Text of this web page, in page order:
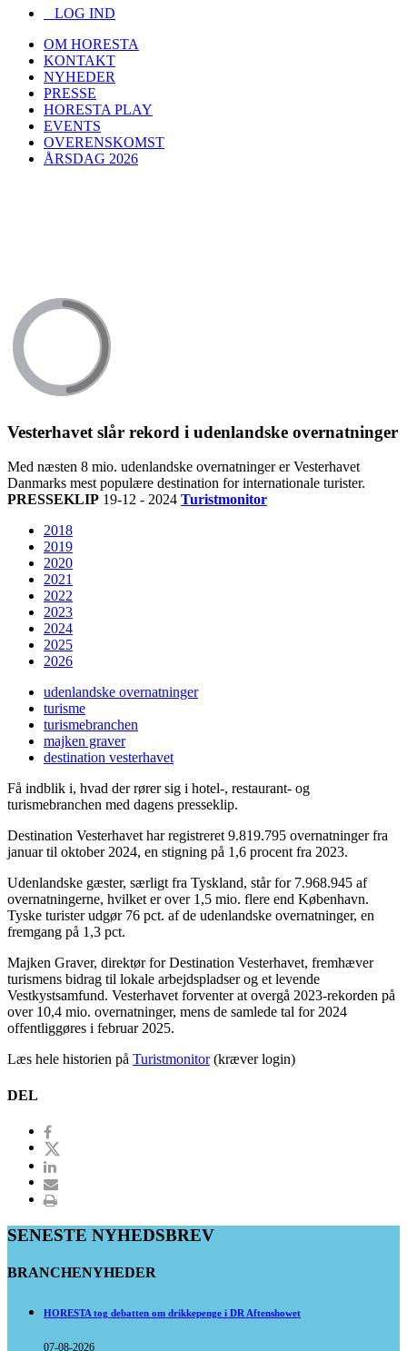
LOG IND
OM HORESTA
KONTAKT
NYHEDER
PRESSE
HORESTA PLAY
EVENTS
OVERENSKOMST
ÅRSDAG 2026
Vesterhavet slår rekord i udenlandske overnatninger
Med næsten 8 mio. udenlandske overnatninger er Vesterhavet
Danmarks mest populære destination for internationale turister.
PRESSEKLIP 19-12 - 2024 Turistmonitor
2018
2019
2020
2021
2022
2023
2024
2025
2026
udenlandske overnatninger
turisme
turismebranchen
majken graver
destination vesterhavet
Få indblik i, hvad der rører sig i hotel-, restaurant- og
turismebranchen med dagens presseklip.
Destination Vesterhavet har registreret 9.819.795 overnatninger fra
januar til oktober 2024, en stigning på 1,6 procent fra 2023.
Udenlandske gæster, særligt fra Tyskland, står for 7.968.945 af
overnatningerne, hvilket er over 1,5 mio. flere end København.
Tyske turister udgør 76 pct. af de udenlandske overnatninger, en
fremgang på 1,3 pct.
Majken Graver, direktør for Destination Vesterhavet, fremhæver
turismens bidrag til lokale arbejdspladser og et levende
Vestkystsamfund. Vesterhavet forventer at overgå 2023-rekorden på
over 10,4 mio. overnatninger, mens de samlede tal for 2024
offentliggøres i februar 2025.
Læs hele historien på Turistmonitor(kræver login)
DEL
SENESTE NYHEDSBREV
BRANCHENYHEDER
HORESTA tog debatten om drikkepenge i DR Aftenshowet
07-08-2026